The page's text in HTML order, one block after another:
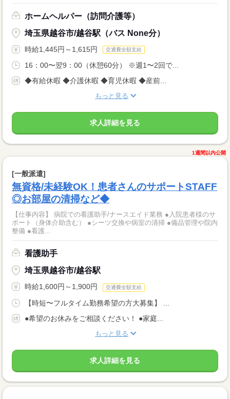
ホームヘルパー（訪問介護等）
埼玉県越谷市/越谷駅（バス None分）
時給1,445円～1,615円 交通費全額支給
16：00〜翌9：00（休憩60分） ※週1〜2回で...
◆有給休暇 ◆介護休暇 ◆育児休暇 ◆産前...
もっと見る
求人詳細を見る
1週間以内公開
[一般派遣]
無資格/未経験OK！患者さんのサポートSTAFF
◎お部屋の清掃など◆
【仕事内容】 病院での看護助手/ナースエイド業務 ●入院患者様のサ
ポート（身体介助含む） ●シーツ交換や病室の清掃 ●備品管理や院内
整備 ●看護...
看護助手
埼玉県越谷市/越谷駅
時給1,600円～1,900円 交通費全額支給
【時短〜フルタイム勤務希望の方大募集】 ...
●希望のお休みをご相談ください！ ●家庭...
もっと見る
求人詳細を見る